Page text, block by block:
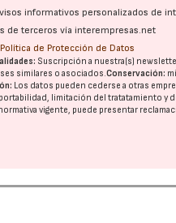
informativos personalizados de
de terceros vía interempresas.net
Política de Protección de Datos
Suscripción a nuestra(s)
similares o asociados.Conservación:
Los datos pueden cederse a otras
limitación del tratatamiento y
vigente, puede presentar